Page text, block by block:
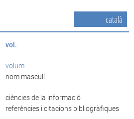
català
vol.
volum
nom masculí
ciències de la informació
referències i citacions bibliogràfiques